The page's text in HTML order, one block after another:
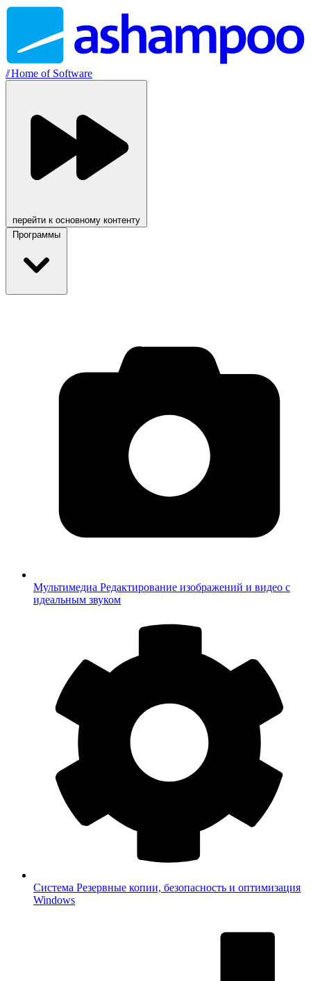
//Home of Software
перейти к основному контенту
Программы
Мультимедиа Редактирование изображений и видео с
идеальным звуком
Система Резервные копии, безопасность и оптимизация
Windows